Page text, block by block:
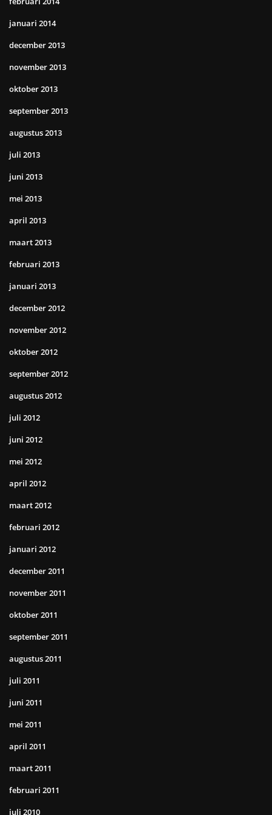
januari 2014
december 2013
november 2013
oktober 2013
september 2013
augustus 2013
juli 2013
juni 2013
mei 2013
april 2013
maart 2013
februari 2013
januari 2013
december 2012
november 2012
oktober 2012
september 2012
augustus 2012
juli 2012
juni 2012
mei 2012
april 2012
maart 2012
februari 2012
januari 2012
december 2011
november 2011
oktober 2011
september 2011
augustus 2011
juli 2011
juni 2011
mei 2011
april 2011
maart 2011
februari 2011
juli 2010